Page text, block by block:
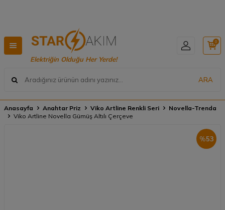
Elektriğin Olduğu Her Yerde!
ARA
0
Anasayfa Anahtar Priz Viko Artline Renkli Seri
Novella-Trenda
Viko Artline Novella Gümüş Altılı Çerçeve
%53